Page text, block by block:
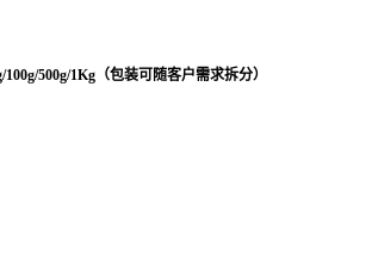
500g/1Kg（包装可随客户需求拆分）